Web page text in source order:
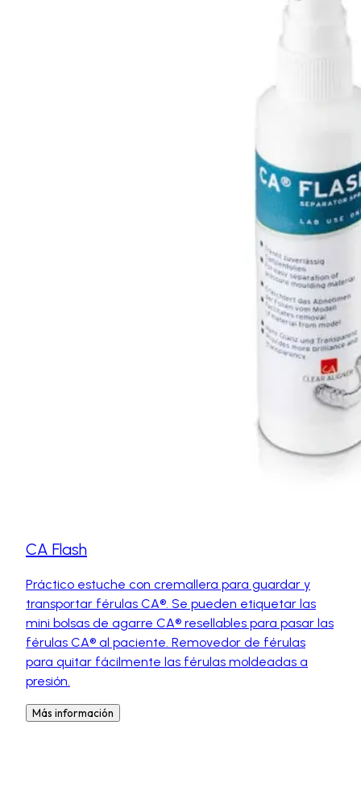
CA Flash
Práctico estuche con cremallera para guardar y
transportar férulas CA®. Se pueden etiquetar las
mini bolsas de agarre CA® resellables para pasar las
férulas CA® al paciente. Removedor de férulas
para quitar fácilmente las férulas moldeadas a
presión.
Más información